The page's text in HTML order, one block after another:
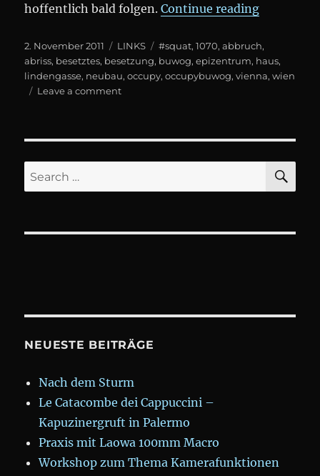
hoffentlich bald folgen.Continue reading
Posted
on
2. November 2011 Categories
LINKS Tags
#squat,1070,abbruch,
abriss, besetztes, besetzung, buwog,epizentrum, haus,
lindengasse, neubau,occupy,occupybuwog,vienna,wien
Leave a commenton
Search
for:
NEUESTE BEITRÄGE
Nach dem Sturm
Le Catacombe dei Cappuccini –
Kapuzinergruft in Palermo
Praxis mit Laowa 100mm Macro
Workshop zum Thema Kamerafunktionen